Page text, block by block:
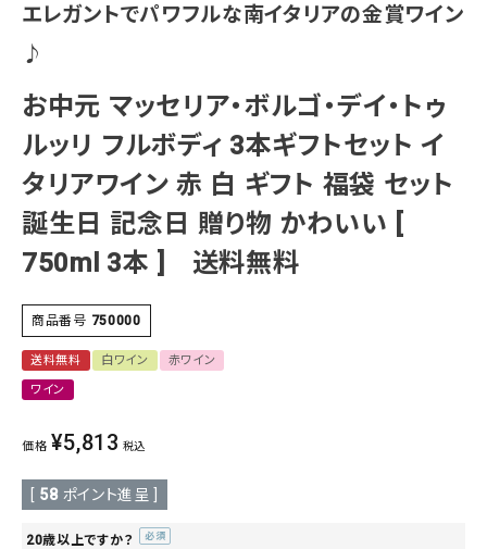
エレガントでパワフルな南イタリアの金賞ワイン
♪
お中元 マッセリア・ボルゴ・デイ・トゥ
ルッリ フルボディ 3本ギフトセット イ
タリアワイン 赤 白 ギフト 福袋 セット
誕生日 記念日 贈り物 かわいい [
750ml 3本 ] 送料無料
商品番号 750000
送料無料 白ワイン 赤ワイン
ワイン
価格 ¥5,813 税込
58 ポイント進呈 ]
20歳以上ですか？